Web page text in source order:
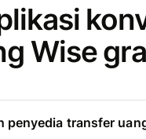
Wise
penyedia transfer